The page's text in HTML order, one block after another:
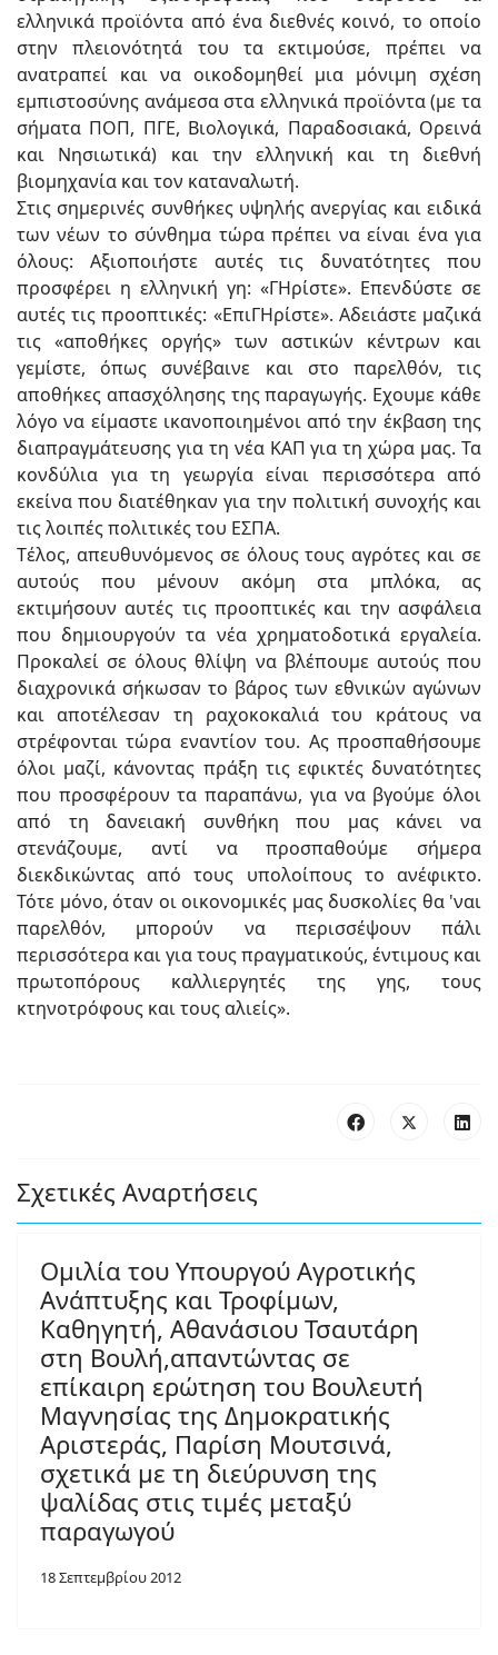
ελληνικά προϊόντα από ένα διεθνές κοινό, το οποίο
στην πλειονότητά του τα εκτιμούσε, πρέπει να
ανατραπεί και να οικοδομηθεί μια μόνιμη σχέση
εμπιστοσύνης ανάμεσα στα ελληνικά προϊόντα (με τα
σήματα ΠΟΠ, ΠΓΕ, Βιολογικά, Παραδοσιακά, Ορεινά
και Νησιωτικά) και την ελληνική και τη διεθνή
βιομηχανία και τον καταναλωτή.
Στις σημερινές συνθήκες υψηλής ανεργίας και ειδικά
των νέων το σύνθημα τώρα πρέπει να είναι ένα για
όλους: Αξιοποιήστε αυτές τις δυνατότητες που
προσφέρει η ελληνική γη: «ΓΗρίστε». Επενδύστε σε
αυτές τις προοπτικές: «ΕπιΓΗρίστε». Αδειάστε μαζικά
τις «αποθήκες οργής» των αστικών κέντρων και
γεμίστε, όπως συνέβαινε και στο παρελθόν, τις
αποθήκες απασχόλησης της παραγωγής. Εχουμε κάθε
λόγο να είμαστε ικανοποιημένοι από την έκβαση της
διαπραγμάτευσης για τη νέα ΚΑΠ για τη χώρα μας. Τα
κονδύλια για τη γεωργία είναι περισσότερα από
εκείνα που διατέθηκαν για την πολιτική συνοχής και
τις λοιπές πολιτικές του ΕΣΠΑ.
Tέλος, απευθυνόμενος σε όλους τους αγρότες και σε
αυτούς που μένουν ακόμη στα μπλόκα, ας
εκτιμήσουν αυτές τις προοπτικές και την ασφάλεια
που δημιουργούν τα νέα χρηματοδοτικά εργαλεία.
Προκαλεί σε όλους θλίψη να βλέπουμε αυτούς που
διαχρονικά σήκωσαν το βάρος των εθνικών αγώνων
και αποτέλεσαν τη ραχοκοκαλιά του κράτους να
στρέφονται τώρα εναντίον του. Ας προσπαθήσουμε
όλοι μαζί, κάνοντας πράξη τις εφικτές δυνατότητες
που προσφέρουν τα παραπάνω, για να βγούμε όλοι
από τη δανειακή συνθήκη που μας κάνει να
στενάζουμε, αντί να προσπαθούμε σήμερα
διεκδικώντας από τους υπολοίπους το ανέφικτο.
Τότε μόνο, όταν οι οικονομικές μας δυσκολίες θα 'ναι
παρελθόν, μπορούν να περισσέψουν πάλι
περισσότερα και για τους πραγματικούς, έντιμους και
πρωτοπόρους καλλιεργητές της γης, τους
κτηνοτρόφους και τους αλιείς».
Σχετικές Αναρτήσεις
Ομιλία του Υπουργού Αγροτικής
Ανάπτυξης και Τροφίμων,
Καθηγητή, Αθανάσιου Τσαυτάρη
στη Βουλή,απαντώντας σε
επίκαιρη ερώτηση του Βουλευτή
Μαγνησίας της Δημοκρατικής
Αριστεράς, Παρίση Μουτσινά,
σχετικά με τη διεύρυνση της
ψαλίδας στις τιμές μεταξύ
παραγωγού
18 Σεπτεμβρίου 2012